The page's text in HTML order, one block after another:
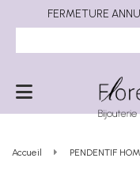
Accueil PENDENTIF
FERMETURE